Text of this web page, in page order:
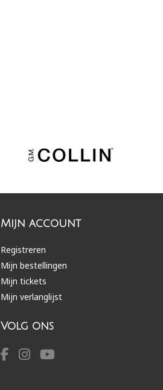
Mijn account
Registreren
Mijn bestellingen
Mijn tickets
Mijn verlanglijst
Volg ons